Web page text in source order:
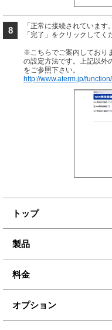
8
「正常に接続されていま
「完了」をクリックしてく
※こちらでご案内しており
の設定方法です。上記以外
をご参照下さい。
http://www.aterm.jp/
トップ
製品
料金
オプション